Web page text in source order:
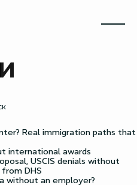
Real immigration paths that
international awards
USCIS denials without
from DHS
without an employer?